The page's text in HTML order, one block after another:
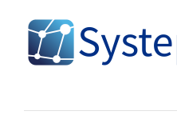
content